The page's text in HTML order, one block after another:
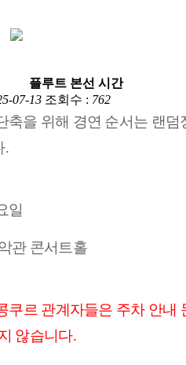
윈드콩쿠르
플루트 본선 시간
07-13 조회수 : 762
축을 위해 경연 순서는 랜덤
.
일
관 콘서트홀
쿠르 관계자들은 주차 안내
않습니다.